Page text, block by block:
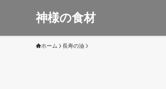
神様の食材
ホーム 長寿の油